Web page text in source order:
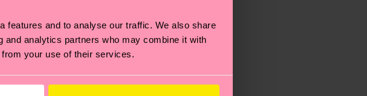
features and to analyse our traffic. We also share
analytics partners who may combine it with
from your use of their services.